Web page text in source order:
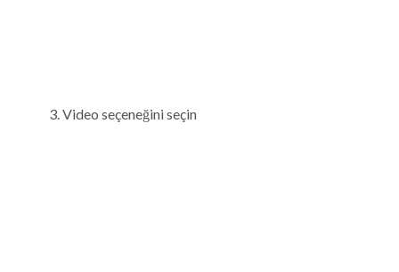
Video seçeneğini seçin